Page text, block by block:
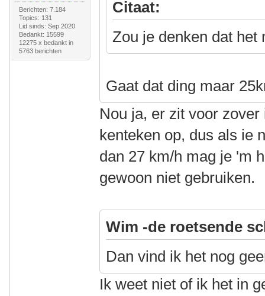
Berichten: 7.184
Topics: 131
Lid sinds: Sep 2020
Bedankt: 15599
12275 x bedankt in
5763 berichten
Citaat:
Zou je denken dat
Gaat dat ding maar
Nou ja, er zit voor
kenteken op, dus als ie
dan 27 km/h mag je 'm
gewoon niet gebruiken.
Wim -de roetsende
Dan vind ik het nog
Ik weet niet of ik het in